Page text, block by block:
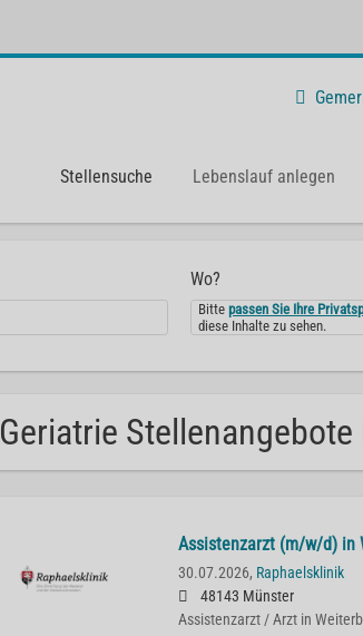
Stellensuche Lebenslauf anlegen
Wo?
Bittepassen Sie Ihre
diese Inhalte zu sehen.
Geriatrie
Assistenzarzt (m/w/d) in
30.07.2026, Raphaelsklinik
48143 Münster
Assistenzarzt / Arzt in